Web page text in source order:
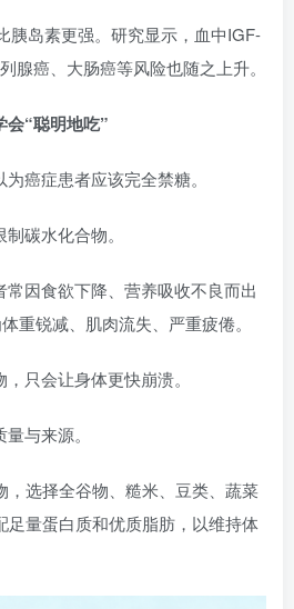
胰岛素更强。研究显示，血中IGF-
腺癌、大肠癌等风险也随之上升。
会“聪明地吃”
癌症患者应该完全禁糖。
碳水化合物。
因食欲下降、营养吸收不良而出
重锐减、肌肉流失、严重疲倦。
只会让身体更快崩溃。
与来源。
，选择全谷物、糙米、豆类、蔬菜
足量蛋白质和优质脂肪，以维持体